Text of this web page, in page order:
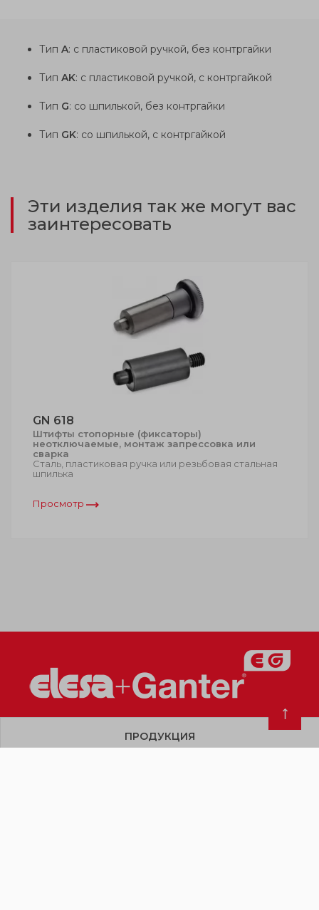
Тип A: с пластиковой ручкой, без контргайки
Тип AK: с пластиковой ручкой, с контргайкой
Тип G: со шпилькой, без контргайки
Тип GK: со шпилькой, с контргайкой
Эти изделия так же могут вас
заинтересовать
GN 618
Штифты стопорные (фиксаторы)
неотключаемые, монтаж запрессовка или
сварка
Сталь, пластиковая ручка или резьбовая стальная
шпилька
Просмотр
ПРОДУКЦИЯ